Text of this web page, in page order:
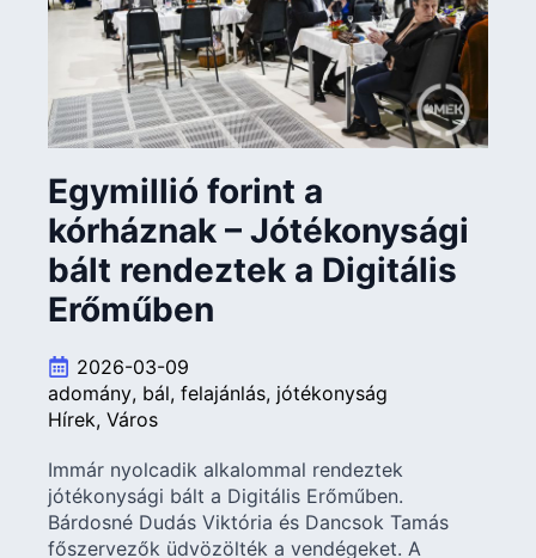
Egymillió forint a
kórháznak – Jótékonysági
bált rendeztek a Digitális
Erőműben
2026-03-09
adomány bál felajánlás jótékonyság
Hírek Város
Immár nyolcadik alkalommal rendeztek
jótékonysági bált a Digitális Erőműben.
Bárdosné Dudás Viktória és Dancsok Tamás
főszervezők üdvözölték a vendégeket. A